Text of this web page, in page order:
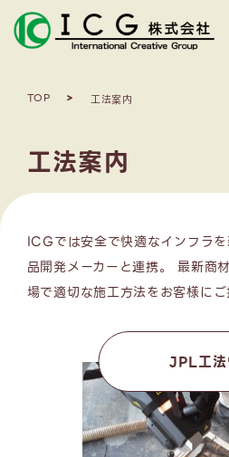
TOP 工法案内
工法案内
ICGでは安全で快適なインフラ
品開発メーカーと連携。 最新商
場で適切な施工方法をお客様にご
JPL工